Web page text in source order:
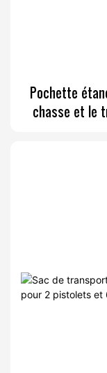
Pochette
chasse et le
utilitaire